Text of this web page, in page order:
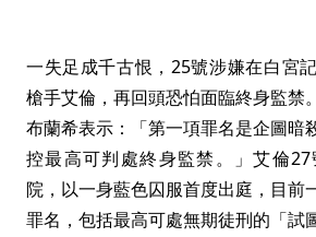
一失足成千古恨，25號涉嫌在白宮
槍手艾倫，再回頭恐怕面臨終身監禁
布蘭希表示：「第一項罪名是企圖暗
控最高可判處終身監禁。」艾倫
院，以一身藍色囚服首度出庭，目前
罪名，包括最高可處無期徒刑的「試